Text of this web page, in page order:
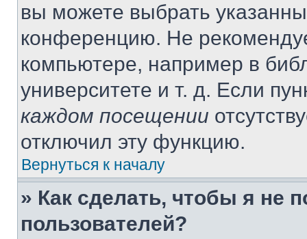
вы можете выбрать
конференцию. Не
компьютере, например в
университете и т. д. Если
каждом посещении
отключил эту функцию.
Вернуться к началу
» Как сделать, чтобы я не
пользователей?